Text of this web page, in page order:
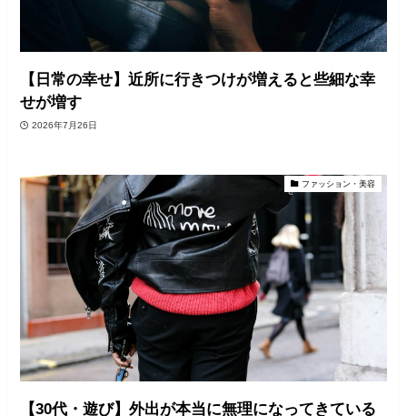
【日常の幸せ】近所に行きつけが増えると些細な幸
せが増す
2026年7月26日
ファッション・美容
【30代・遊び】外出が本当に無理になってきている